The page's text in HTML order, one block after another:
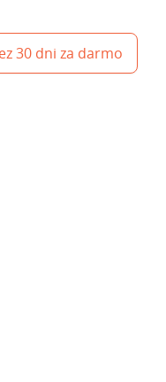
30 dni za darmo